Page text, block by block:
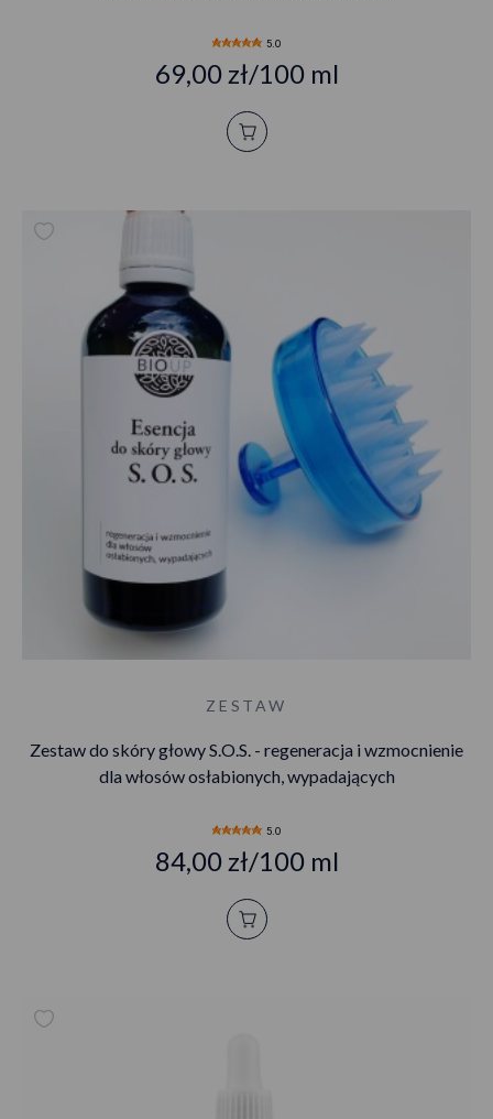
5.0
69,00 zł/100 ml
ZESTAW
Zestaw do skóry głowy S.O.S. - regeneracja i wzmocnienie
dla włosów osłabionych, wypadających
5.0
84,00 zł/100 ml